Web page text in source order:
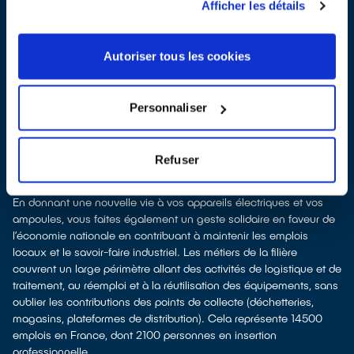
Afficher les détails
Autoriser tous les cookies
Personnaliser
Refuser
Recycler, c’est économiser les ressources et réduire l’impact
La fabrication d’équipements électriques neufs est génératrice de
pollution et consommatrice de ressources naturelles. Donner
produits en alimentant le marché de la seconde main. Le
recyclage permet d'éviter l'extraction de matières premières
brutes, leur transformation et leur transport, en utilisant à la place
des matières recyclées, ce qui génère moins de pollution et
préserve nos ressources naturelles. Donner et recycler c'est
Recycler c’est favoriser les emplois
En donnant une nouvelle vie à vos appareils électriques et vos
ampoules, vous faites également un geste solidaire en faveur de
l’économie nationale en contribuant à maintenir les emplois
locaux et le savoir-faire industriel. Les métiers de la filière
couvrent un large périmètre allant des activités de logistique et de
traitement, au réemploi et à la réutilisation des équipements, sans
oublier les contributions des points de collecte (déchetteries,
magasins, plateformes de distribution). Cela représente 14500
emplois en France, dont 2100 personnes en insertion
professionnelle.